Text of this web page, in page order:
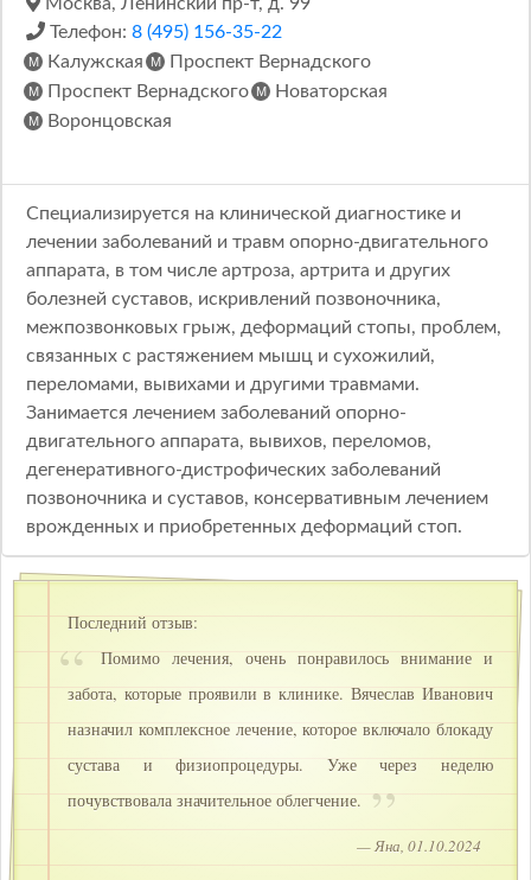
Телефон: 8 (495) 156-35-22
Калужская
Проспект Вернадского
Проспект Вернадского
Новаторская
Воронцовская
Специализируется на клинической диагностике и
лечении заболеваний и травм опорно-двигательного
аппарата, в том числе артроза, артрита и других
болезней суставов, искривлений позвоночника,
межпозвонковых грыж, деформаций стопы, проблем,
связанных с растяжением мышц и сухожилий,
переломами, вывихами и другими травмами.
Занимается лечением заболеваний опорно-
двигательного аппарата, вывихов, переломов,
дегенеративного-дистрофических заболеваний
позвоночника и суставов, консервативным лечением
врожденных и приобретенных деформаций стоп.
Последний отзыв:
Помимо лечения, очень понравилось внимание и
забота, которые проявили в клинике. Вячеслав Иванович
назначил комплексное лечение, которое включало блокаду
сустава и физиопроцедуры. Уже через неделю
почувствовала значительное облегчение.
— Яна, 01.10.2024